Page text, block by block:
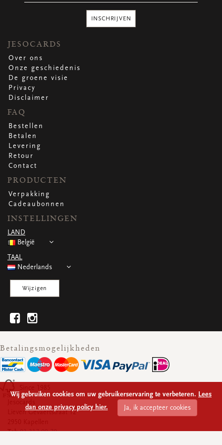
bekijk alle
bekijk alle
bekijk alle
bekijk alle
VERPAKKING
Verpakking op rol
bekijk alle
Hoezen
bekijk alle
Flowerbag
bekijk alle
Draagtassen
bekijk alle
Omslagen
bekijk alle
bekijk alle
Vierkante wenskaartjes
bekijk alle
bekijk alle
Rechthoekige wenskaartjes
bekijk alle
Wenskaarten
bekijk alle
Per gelegenheid
bekijk alle
INSCHRIJVEN
JESOCARDS
Over ons
Onze geschiedenis
De groene visie
Privacy
Disclaimer
FAQ
Bestellen
Betalen
Levering
Retour
Contact
PRODUCTEN
Verpakking
Cadeaubonnen
INSTELLINGEN
LAND
België
TAAL
Nederlands
Wijzigen
Betalingsmogelijkheden
Jesocards
Lieven Gevaertstraat 12
Tel: 03 317 09 70
Wij gebruiken cookies om uw gebruikerservaring te verbeteren. Lees
dan onze privacy policy hier.
Ja, ik accepteer cookies